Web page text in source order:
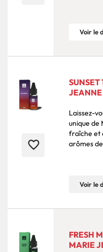
Voir le
favorite_border
JEANNE
Laissez-
unique de
fraîche et
arômes
Voir le
FRESH
MARIE